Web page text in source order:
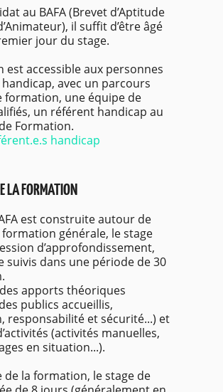
au BAFA (Brevet d’Aptitude
il suffit d’être âgé
jour du stage.
est accessible aux personnes
avec un parcours
formation, une équipe de
un référent handicap au
Formation.
handicap
LA FORMATION
est construite autour de
générale, le stage
d’approfondissement,
suivis dans une période de 30
apports théoriques
publics accueillis,
responsabilité et sécurité...) et
(activités manuelles,
en situation...).
de la formation, le stage de